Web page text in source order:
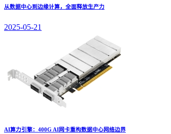
从数据中心到边缘计算，全面释放生产力
2025-05-21
AI算力引擎：400G AI网卡重构数据中心网络边界